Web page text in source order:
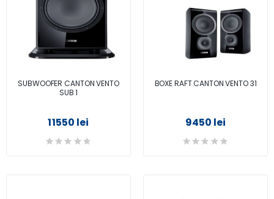
SUBWOOFER CANTON VENTO
SUB 1
11550 lei
BOXE RAFT CANTON VENTO 31
9450 lei